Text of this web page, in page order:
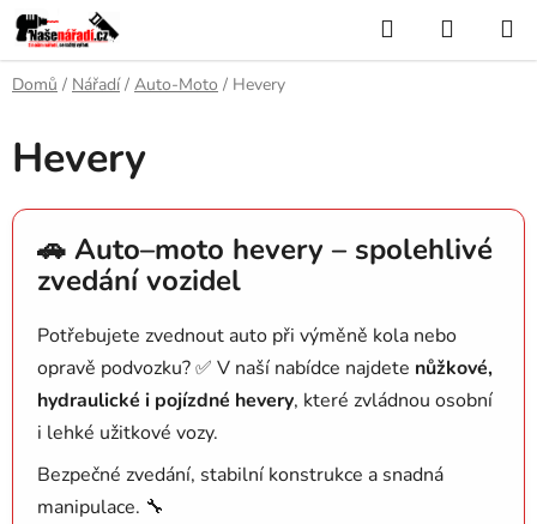
Přejít
na
obsah
Hledat
KOŠÍK
Domů / Nářadí / Auto-Moto / Hevery
Hevery
🚗 Auto–moto hevery – spolehlivé
zvedání vozidel
Potřebujete zvednout auto při výměně kola nebo
opravě podvozku? ✅ V naší nabídce najdete nůžkové,
hydraulické i pojízdné hevery, které zvládnou osobní
i lehké užitkové vozy.
Bezpečné zvedání, stabilní konstrukce a snadná
manipulace. 🔧